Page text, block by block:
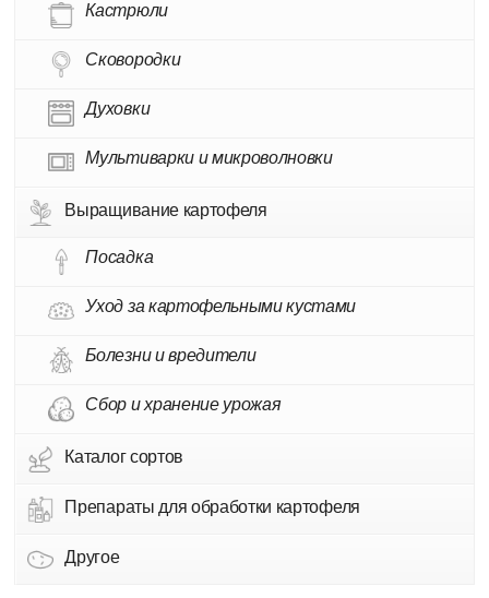
Кастрюли
Сковородки
Духовки
Мультиварки и микроволновки
Выращивание картофеля
Посадка
Уход за картофельными кустами
Болезни и вредители
Сбор и хранение урожая
Каталог сортов
Препараты для обработки картофеля
Другое